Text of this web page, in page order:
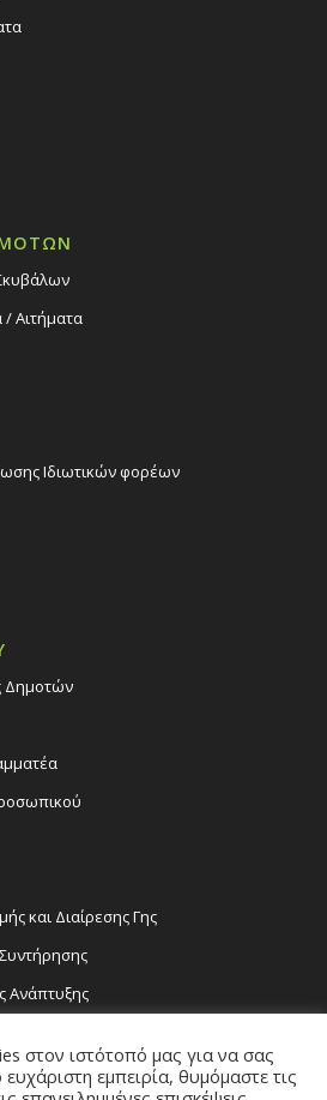
Αιτήματα
Ιδιωτικών φορέων
Δημοτών
και Διαίρεσης Γης
Ανάπτυξης
στον ιστότοπό μας για να σας
εμπειρία, θυμόμαστε τις